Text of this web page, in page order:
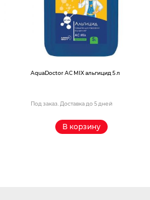
AquaDoctor AС MIX альгицид 5 л
Под заказ. Доставка до 5 дней
В корзину